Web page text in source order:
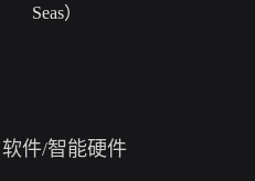
Seas）
软件/智能硬件